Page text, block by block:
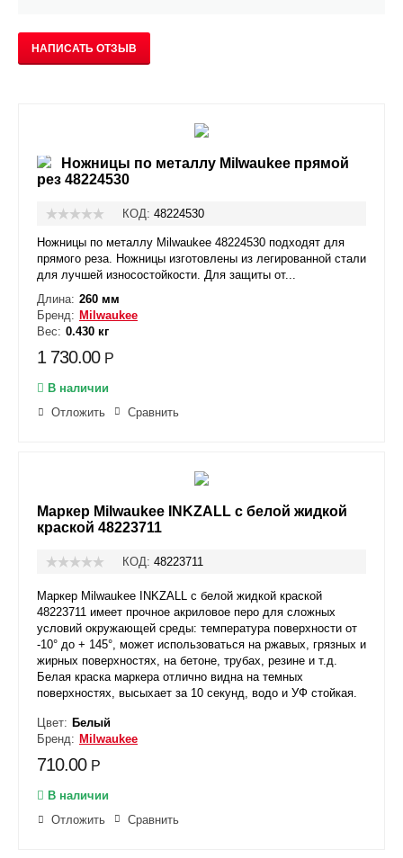
НАПИСАТЬ ОТЗЫВ
Ножницы по металлу Milwaukee прямой
рез 48224530
КОД: 48224530
Ножницы по металлу Milwaukee 48224530 подходят для
прямого реза. Ножницы изготовлены из легированной стали
для лучшей износостойкости. Для защиты от...
Длина: 260 мм
Бренд: Milwaukee
Вес: 0.430 кг
1 730.00 Р
В наличии
Отложить
Сравнить
Маркер Milwaukee INKZALL с белой жидкой
краской 48223711
КОД: 48223711
Маркер Milwaukee INKZALL с белой жидкой краской
48223711 имеет прочное акриловое перо для сложных
условий окружающей среды: температура поверхности от
-10° до + 145°, может использоваться на ржавых, грязных и
жирных поверхностях, на бетоне, трубах, резине и т.д.
Белая краска маркера отлично видна на темных
поверхностях, высыхает за 10 секунд, водо и УФ стойкая.
Цвет: Белый
Бренд: Milwaukee
710.00 Р
В наличии
Отложить
Сравнить